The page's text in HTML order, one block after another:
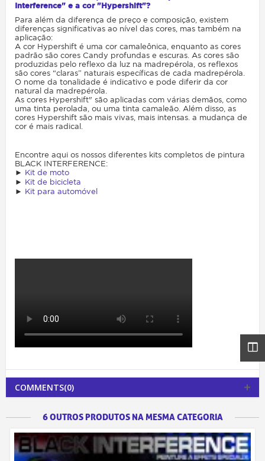
Interference" e a cor "Hypershift"?
Para além da diferença de preço e composição, existem
diferenças significativas ao nível das cores, mas também na
aplicação:
A cor Hypershift é uma cor camaleônica, enquanto as cores
padrão são cores Candy profundas e escuras. As cores são
produzidas pelo reflexo da luz na madrepérola, os reflexos
são cores “claras” naturais específicas de cada madrepérola.
O nome da tonalidade é indicativo e pode diferir da cor
natural da madrepérola.
As cores Hypershift" são aplicadas com várias demãos, como
uma tinta perolada, ou uma tinta camaleão. Além disso, as
cores Hypershift são mais vivas, mais intensas. a mudança de
cor é mais radical.
Encontre aqui os nossos diferentes kits completos de pintura
BLACK INTERFERENCE:
► Kit de moto
► Kit de bicicleta
► Kit para automóvel
COMMENTS(0)
6 OUTROS PRODUTOS NA MESMA CATEGORIA